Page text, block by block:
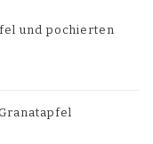
und pochierten